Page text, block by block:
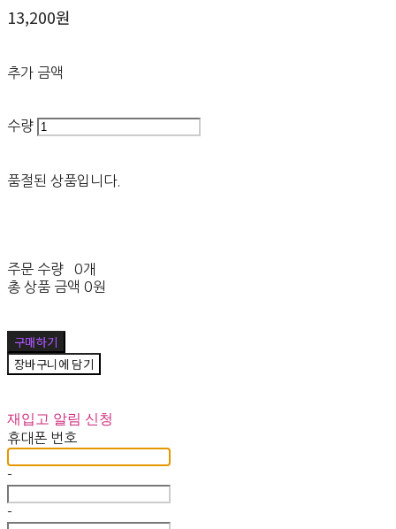
13,200원
추가 금액
수량
품절된 상품입니다.
주문 수량
0개
총 상품 금액 0원
구매하기
장바구니에 담기
재입고 알림 신청
휴대폰 번호
-
-